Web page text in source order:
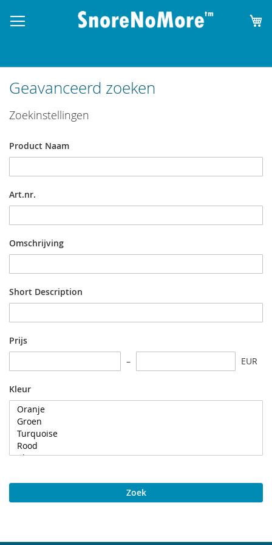
Geavanceerd zoeken
Zoekinstellingen
Product Naam
Art.nr.
Omschrijving
Short Description
Prijs
EUR
Kleur
Zoek